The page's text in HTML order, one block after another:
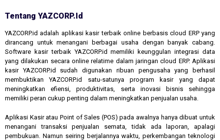
Tentang YAZCORP.id
YAZCORP.id adalah aplikasi kasir terbaik online berbasis cloud ERP yang
dirancang untuk menangani berbagai usaha dengan banyak cabang.
Software kasir terbaik YAZCORP.id memiliki keunggulan integrasi data
yang dilakukan secara online relatime dalam jaringan cloud ERP. Aplikasi
kasir YAZCORP.id sudah digunakan ribuan pengusaha yang berhasil
membuktikan YAZCORP.id satu-satunya program kasir yang dapat
meningkatkan efiensi, produktivitas, serta inovasi bisnis sehingga
memiliki peran cukup penting dalam meningkatkan penjualan usaha.
Aplikasi Kasir atau Point of Sales (POS) pada awalnya hanya dibuat untuk
menangani transaksi penjualan semata, tidak ada laporan, apalagi
pembukuan. Namun seiring berjalannya waktu, perkembangan teknologi